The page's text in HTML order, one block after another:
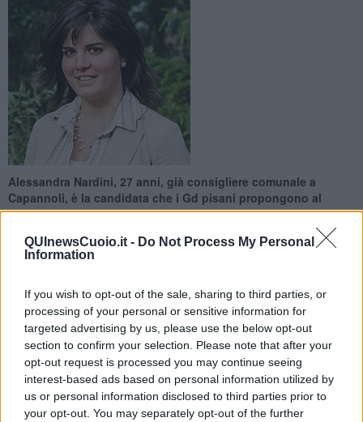
QUInewsCuoio.it - Do Not Process My Personal
Information
If you wish to opt-out of the sale, sharing to third parties, or
processing of your personal or sensitive information for
targeted advertising by us, please use the below opt-out
section to confirm your selection. Please note that after your
opt-out request is processed you may continue seeing
interest-based ads based on personal information utilized by
us or personal information disclosed to third parties prior to
your opt-out. You may separately opt-out of the further
Alessandra Nardini, 27 anni, già consigliere comunale a
Capannoli, è la candidata che i Gd pisani propongono al
Partito Democratico provinciale
PROVINCIA DI PISA —Con la direzione di giovedì 29 gennaio, i
Giovani Democratici di Pisa hanno deciso di proporre una loro
candidatura al PD provinciale per le prossime elezioni regionali. Si
tratta di Alessandra Nardini, 27 anni, già consigliere comunale a
Capannoli, da anni impegnata nel Partito Democratico e nei
Giovani Democratici, dei quali è la coordinatrice dei giovani
amministratori, appassionata al tema dei diritti civili, delle pari